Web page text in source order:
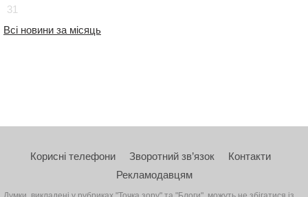
31
Всі новини за місяць
Корисні телефони Зворотний зв’язок
Контакти
Рекламодавцям